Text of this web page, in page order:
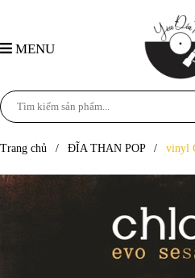
MENU
Trang chủ / ĐĨA THAN POP / vinyl